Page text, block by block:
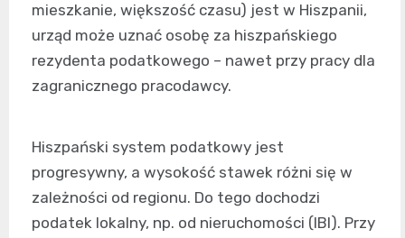
mieszkanie, większość czasu) jest w Hiszpanii,
urząd może uznać osobę za hiszpańskiego
rezydenta podatkowego – nawet przy pracy dla
zagranicznego pracodawcy.
Hiszpański system podatkowy jest
progresywny, a wysokość stawek różni się w
zależności od regionu. Do tego dochodzi
podatek lokalny, np. od nieruchomości (IBI). Przy